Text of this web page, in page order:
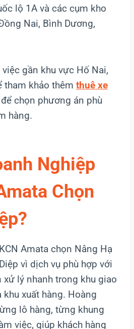
lộ 1A và các cụm kho
Nai, Bình Dương,
gần khu vực Hố Nai,
tham khảo thêm thuê xe
để chọn phương án phù
hàng.
Nghiệp
Chọn
Amata chọn Nâng Hạ
vì dịch vụ phù hợp với
xử lý nhanh trong khu giao
khu xuất hàng. Hoàng
lô hàng, từng khung
việc, giúp khách hàng